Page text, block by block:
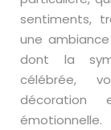
sentiments,
une
dont la
célébrée,
décoration